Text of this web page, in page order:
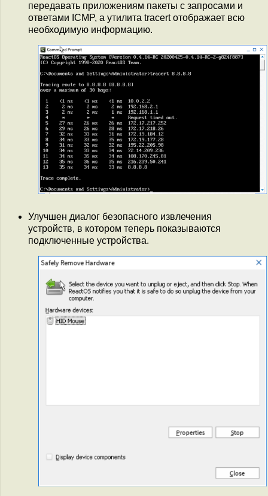
передавать приложениям пакеты с запросами и
ответами ICMP, а утилита tracert отображает всю
необходимую информацию.
Улучшен диалог безопасного извлечения
устройств, в котором теперь показываются
подключенные устройства.